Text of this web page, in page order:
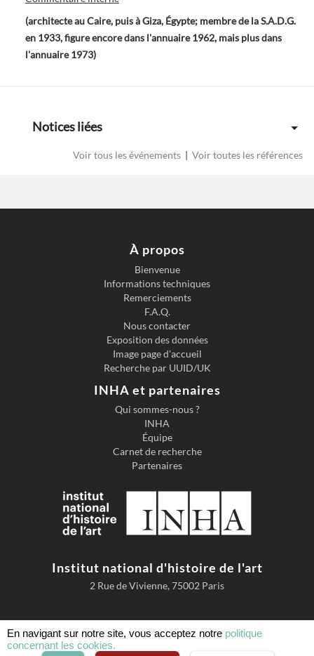
(architecte au Caire, puis à Giza, Égypte; membre de la S.A.D.G.
en 1933, figure encore dans l'annuaire 1962, mais plus dans
l'annuaire 1973)
Notices liées
Voir tous les événements | Voir toutes les références
À propos
Bienvenue
Informations techniques
Remerciements
F.A.Q.
Nous contacter
Exposition des données
Image page d'accueil
Recherche par UUID/UK
INHA et partenaires
Qui sommes-nous ?
INHA
Équipe
Carnet de recherche
Partenaires
Institut national d'histoire de l'art
2 Rue de Vivienne, 75002 Paris
Accessibilité
En navigant sur notre site, vous acceptez notre politique
concernant les cookies.